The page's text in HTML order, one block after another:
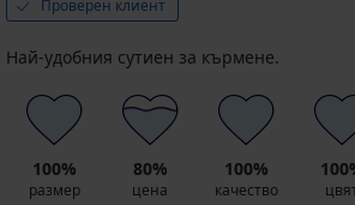
Проверен клиент
Най-удобния сутиен за кърмене.
100%
размер
80%
цена
100%
качество